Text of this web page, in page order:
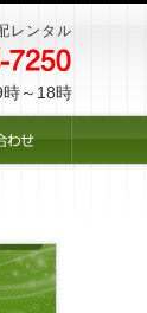
レンタル
～18時